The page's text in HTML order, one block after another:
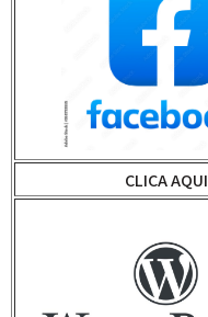
CLICA AQUI